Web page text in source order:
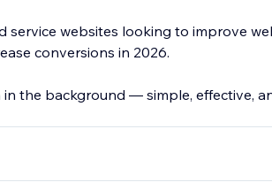
service websites looking to improve
conversions in 2026.
the background — simple, effective,